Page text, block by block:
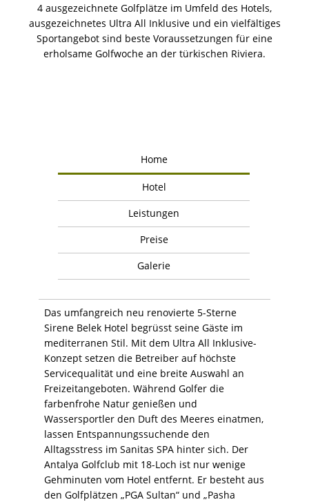
4 ausgezeichnete Golfplätze im Umfeld des Hotels,
ausgezeichnetes Ultra All Inklusive und ein vielfältiges
Sportangebot sind beste Voraussetzungen für eine
erholsame Golfwoche an der türkischen Riviera.
Home
Hotel
Leistungen
Preise
Galerie
Das umfangreich neu renovierte 5-Sterne
Sirene Belek Hotel begrüsst seine Gäste im
mediterranen Stil. Mit dem Ultra All Inklusive-
Konzept setzen die Betreiber auf höchste
Servicequalität und eine breite Auswahl an
Freizeitangeboten. Während Golfer die
farbenfrohe Natur genießen und
Wassersportler den Duft des Meeres einatmen,
lassen Entspannungssuchende den
Alltagsstress im Sanitas SPA hinter sich. Der
Antalya Golfclub mit 18-Loch ist nur wenige
Gehminuten vom Hotel entfernt. Er besteht aus
den Golfplätzen „PGA Sultan“ und „Pasha